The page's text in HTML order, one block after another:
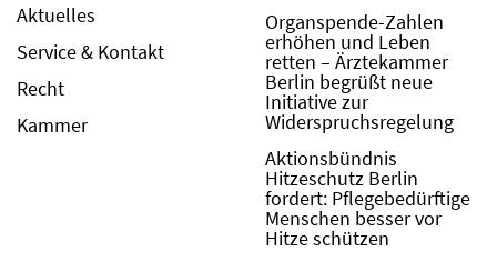
Aktuelles
Service & Kontakt
Recht
Kammer
Organspende-Zahlen
erhöhen und Leben
retten – Ärztekammer
Berlin begrüßt neue
Initiative zur
Widerspruchsregelung
Aktionsbündnis
Hitzeschutz Berlin
fordert: Pflegebedürftige
Menschen besser vor
Hitze schützen